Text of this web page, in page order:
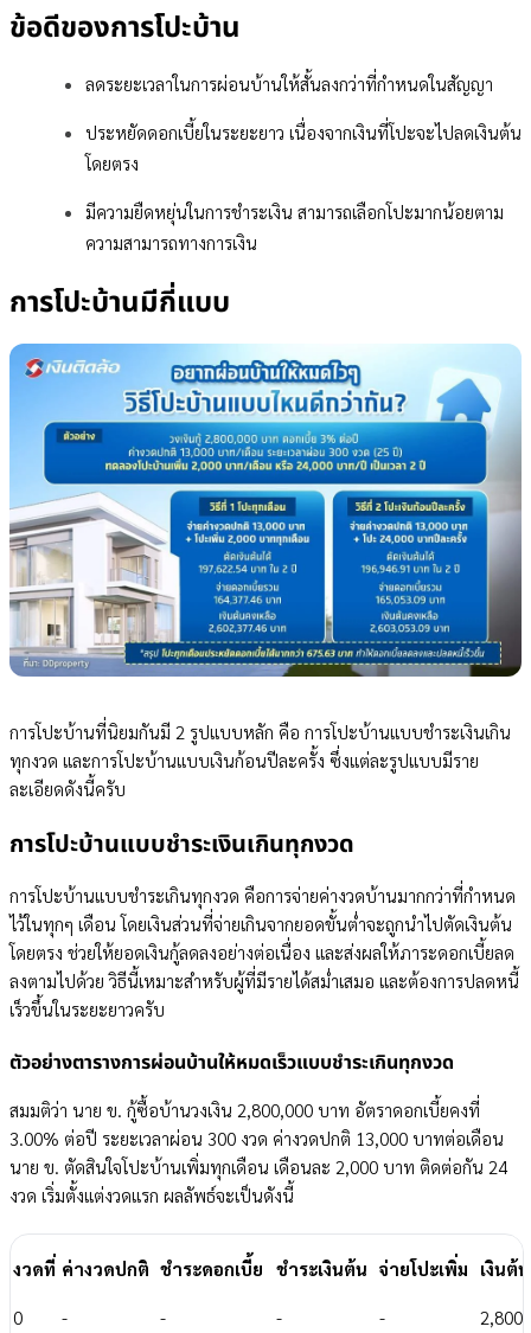
ข้อดีของการโปะบ้าน
ลดระยะเวลาในการผ่อนบ้านให้สั้นลงกว่าที่กำหนดในสัญญา
ประหยัดดอกเบี้ยในระยะยาว เนื่องจากเงินที่โปะจะไปลดเงินต้น
โดยตรง
มีความยืดหยุ่นในการชำระเงิน สามารถเลือกโปะมากน้อยตาม
ความสามารถทางการเงิน
การโปะบ้านมีกี่แบบ
การโปะบ้านที่นิยมกันมี 2 รูปแบบหลัก คือ การโปะบ้านแบบชำระเงินเกิน
ทุกงวด และการโปะบ้านแบบเงินก้อนปีละครั้ง ซึ่งแต่ละรูปแบบมีราย
ละเอียดดังนี้ครับ
การโปะบ้านแบบชำระเงินเกินทุกงวด
การโปะบ้านแบบชำระเกินทุกงวด คือการจ่ายค่างวดบ้านมากกว่าที่กำหนด
ไว้ในทุกๆ เดือน โดยเงินส่วนที่จ่ายเกินจากยอดขั้นต่ำจะถูกนำไปตัดเงินต้น
โดยตรง ช่วยให้ยอดเงินกู้ลดลงอย่างต่อเนื่อง และส่งผลให้ภาระดอกเบี้ยลด
ลงตามไปด้วย วิธีนี้เหมาะสำหรับผู้ที่มีรายได้สม่ำเสมอ และต้องการปลดหนี้
เร็วขึ้นในระยะยาวครับ
ตัวอย่างตารางการผ่อนบ้านให้หมดเร็วแบบชำระเกินทุกงวด
สมมติว่า นาย ข. กู้ซื้อบ้านวงเงิน 2,800,000 บาท อัตราดอกเบี้ยคงที่
3.00% ต่อปี ระยะเวลาผ่อน 300 งวด ค่างวดปกติ 13,000 บาทต่อเดือน
นาย ข. ตัดสินใจโปะบ้านเพิ่มทุกเดือน เดือนละ 2,000 บาท ติดต่อกัน 24
งวด เริ่มตั้งแต่งวดแรก ผลลัพธ์จะเป็นดังนี้
งวดที่ ค่างวดปกติ ชำระดอกเบี้ย ชำระเงินต้น จ่ายโปะเพิ่ม เงินต้
0 - - - -